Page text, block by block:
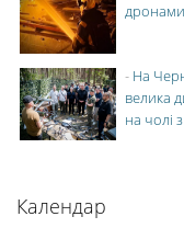
дронами
- На
велика
на чолі
Календар